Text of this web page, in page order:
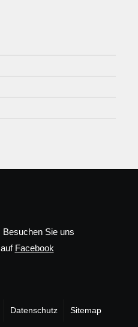
Besuchen Sie uns
auf Facebook
Datenschutz Sitemap